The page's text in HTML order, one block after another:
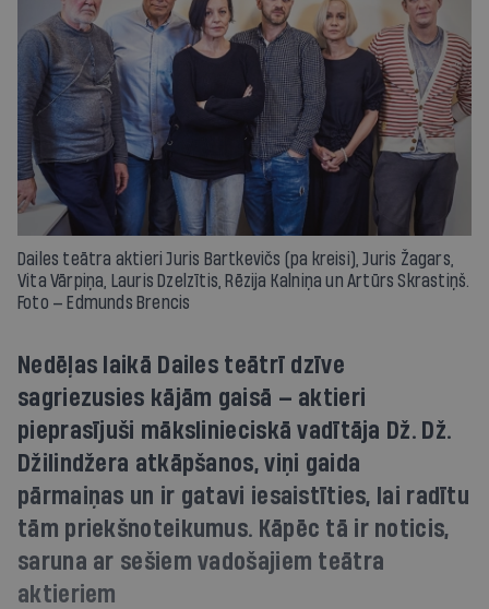
Dailes teātra aktieri Juris Bartkevičs (pa kreisi), Juris Žagars,
Vita Vārpiņa, Lauris Dzelzītis, Rēzija Kalniņa un Artūrs Skrastiņš.
Foto — Edmunds Brencis
Nedēļas laikā Dailes teātrī dzīve
sagriezusies kājām gaisā — aktieri
pieprasījuši mākslinieciskā vadītāja Dž. Dž.
Džilindžera atkāpšanos, viņi gaida
pārmaiņas un ir gatavi iesaistīties, lai radītu
tām priekšnoteikumus. Kāpēc tā ir noticis,
saruna ar sešiem vadošajiem teātra
aktieriem